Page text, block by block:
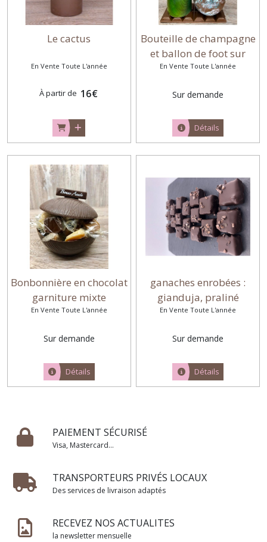
Le cactus
En Vente Toute L'année
À partir de 16€
Bouteille de champagne
et ballon de foot sur
tablette - Montage de
En Vente Toute L'année
Sur demande
Détails
Bonbonnière en chocolat
garniture mixte
En Vente Toute L'année
Sur demande
Détails
ganaches enrobées :
gianduja, praliné
feuilleté, coco,
En Vente Toute L'année
Sur demande
Détails
PAIEMENT SÉCURISÉ
Visa, Mastercard...
TRANSPORTEURS PRIVÉS LOCAUX
Des services de livraison adaptés
RECEVEZ NOS ACTUALITES
la newsletter mensuelle